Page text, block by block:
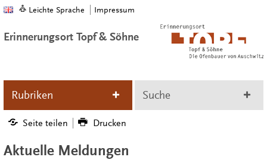
Leichte Sprache Impressum
Erinnerungsort Topf & Söhne
Rubriken Suche
Seite teilen Drucken
Aktuelle Meldungen